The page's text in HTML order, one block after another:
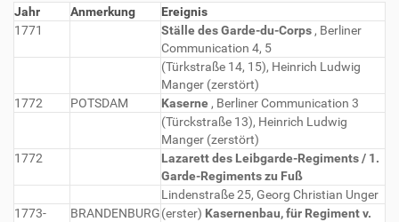
Jahr Anmerkung
Ereignis
1771
Ställe des Garde-du-Corps , Berliner
Communication 4, 5
(Türkstraße 14, 15), Heinrich Ludwig
Manger (zerstört)
1772
POTSDAM Kaserne , Berliner Communication 3
(Türckstraße 13), Heinrich Ludwig
Manger (zerstört)
1772
Lazarett des Leibgarde-Regiments / 1.
Garde-Regiments zu Fuß
Lindenstraße 25, Georg Christian Unger
1773-
BRANDENBURG(erster) Kasernenbau, für Regiment v.